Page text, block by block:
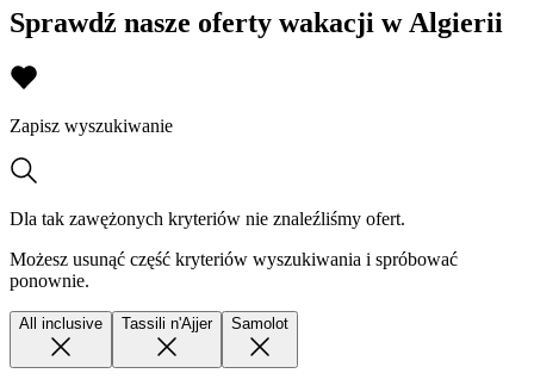
Sprawdź nasze oferty wakacji w Algierii
Zapisz wyszukiwanie
Dla tak zawężonych kryteriów nie znaleźliśmy ofert.
Możesz usunąć część kryteriów wyszukiwania i spróbować
ponownie.
All inclusive Tassili n'Ajjer Samolot